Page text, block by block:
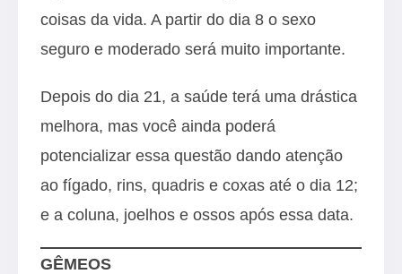
coisas da vida. A partir do dia 8 o sexo
seguro e moderado será muito importante.
Depois do dia 21, a saúde terá uma drástica
melhora, mas você ainda poderá
potencializar essa questão dando atenção
ao fígado, rins, quadris e coxas até o dia 12;
e a coluna, joelhos e ossos após essa data.
GÊMEOS